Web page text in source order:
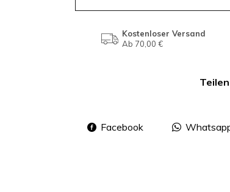
Kostenloser Versand
Ab 70,00 €
Teilen
Facebook